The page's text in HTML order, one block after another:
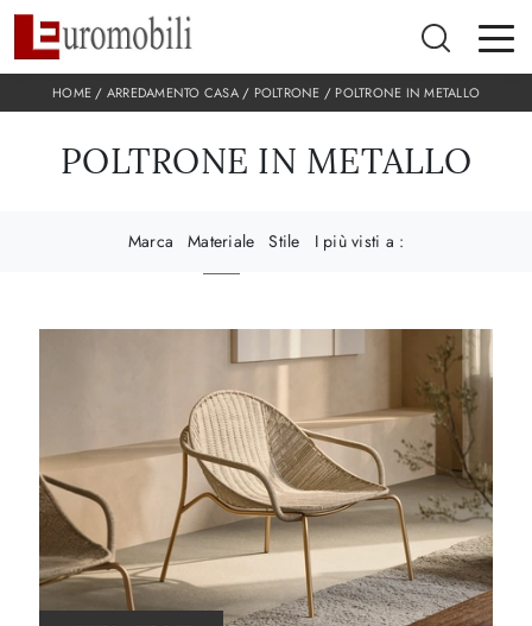
HOME / ARREDAMENTO CASA/ POLTRONE / POLTRONE IN METALLO
POLTRONE IN METALLO
Marca Materiale Stile I più visti a :